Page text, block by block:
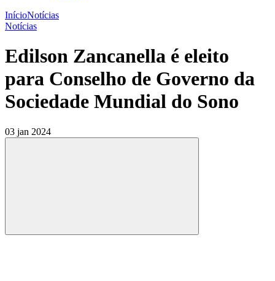
InícioNotícias
Notícias
Edilson Zancanella é eleito
para Conselho de Governo da
Sociedade Mundial do Sono
03 jan 2024
Compartilhar